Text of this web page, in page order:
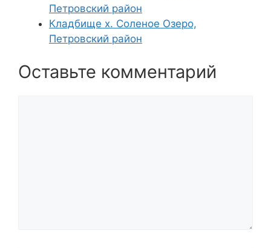
Петровский район
Кладбище х. Соленое Озеро,
Петровский район
Оставьте комментарий